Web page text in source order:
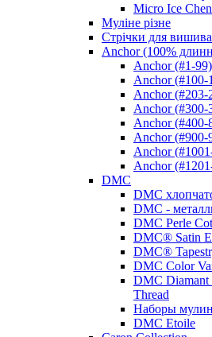
Micro Ice
Муліне різне
Стрічки для
Anchor (100%
Anchor (#1-99)
Anchor (#100-
Anchor (#203-
Anchor (#300-
Anchor (#400-
Anchor (#900-
Anchor
Anchor
DMC
DMC
DMC -
DMC Perle
DMC® Satin
DMC®
DMC Color
DMC Diamant
Thread
Наборы
DMC Etoile